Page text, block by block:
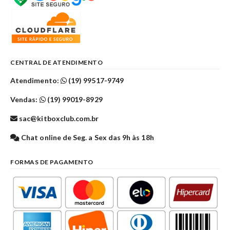
CENTRAL DE ATENDIMENTO
Atendimento: (19) 99517-9749
Vendas: (19) 99019-8929
sac@kitboxclub.com.br
Chat online de Seg. a Sex das 9h às 18h
FORMAS DE PAGAMENTO